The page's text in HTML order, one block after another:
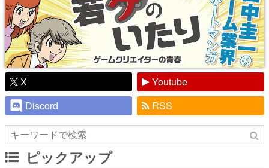
X
Youtube
Discord
RSS
ピックアップ